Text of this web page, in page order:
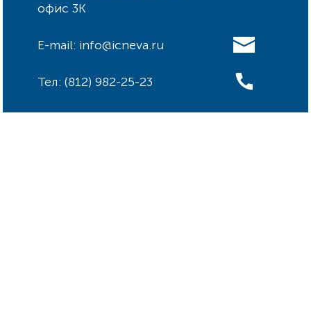
офис 3К
E-mail: info@icneva.ru
Тел: (812) 982-25-23